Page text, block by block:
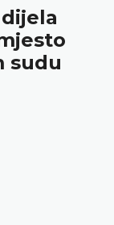
sudu